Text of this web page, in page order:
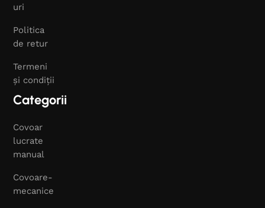
uri
Politica
de retur
Termeni
și condiții
Categorii
Covoar
lucrate
manual
Covoare-
mecanice